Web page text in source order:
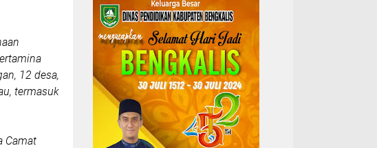
12 desa,
termasuk
Camat